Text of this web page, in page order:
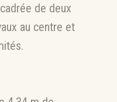
de deux
au centre et